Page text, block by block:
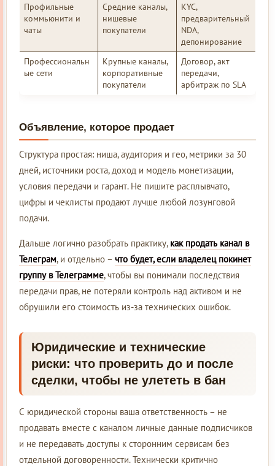
Профильные
коммьюнити и
чаты
Средние каналы,
нишевые
покупатели
KYC,
предварительный
NDA,
депонирование
Профессиональн
ые сети
Крупные каналы,
корпоративные
покупатели
Договор, акт
передачи,
арбитраж по SLA
Объявление, которое продает
Структура простая: ниша, аудитория и гео, метрики за 30
дней, источники роста, доход и модель монетизации,
условия передачи и гарант. Не пишите расплывчато,
цифры и чеклисты продают лучше любой лозунговой
подачи.
Дальше логично разобрать практику, как продать канал в
Телеграм, и отдельно – что будет, если владелец покинет
группу в Телеграмме, чтобы вы понимали последствия
передачи прав, не потеряли контроль над активом и не
обрушили его стоимость из-за технических ошибок.
Юридические и технические
риски: что проверить до и после
сделки, чтобы не улететь в бан
С юридической стороны ваша ответственность – не
продавать вместе с каналом личные данные подписчиков
и не передавать доступы к сторонним сервисам без
отдельной договоренности. Технически критично